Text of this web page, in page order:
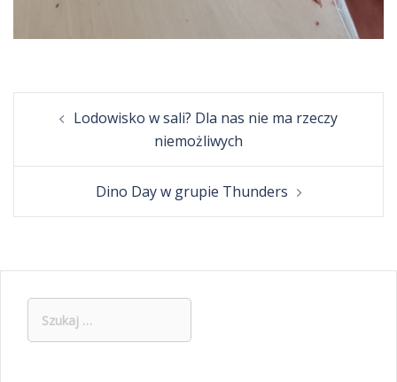
navigationLodowisko w sali? Dla nas nie ma rzeczy
niemożliwych
Dino Day w grupie Thunders